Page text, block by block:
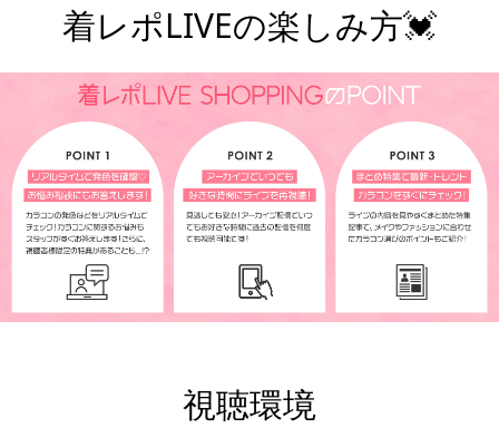
¥7,800
着レポLIVEの楽しみ方💓
視聴環境